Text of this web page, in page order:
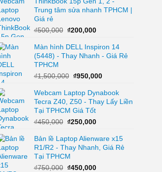
₫250,000.
Trung tâm sửa nhanh TPHCM |
Giá rẻ
₫500,000 Giá
là:
₫500,000.
₫200,000Giá
tại
là:
Màn hình DELL Inspiron 14
(5448) - Thay Nhanh - Giá Rẻ
TPHCM
₫1,500,000 Giá
là:
₫1,500,000.
₫950,000Giá
tại
là:
Webcam Laptop Dynabook
Tecra Z40, Z50 - Thay Lấy Liền
Tại TPHCM Giá Tốt
₫450,000 Giá
là:
₫450,000.
₫250,000Giá
tại
là:
Bản lề Laptop Alienware x15
R1/R2 - Thay Nhanh, Giá Rẻ
Tại TPHCM
₫750,000 Giá
₫450,000Giá